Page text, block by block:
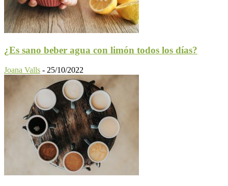
¿Es sano beber agua con limón todos los días?
Joana Valls - 25/10/2022